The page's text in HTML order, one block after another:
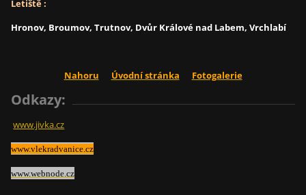
Letiště :
Hronov, Broumov, Trutnov, Dvůr Králové nad Labem, Vrchlabí
Nahoru Úvodní stránka Fotogalerie
Odkazy:
www.jivka.cz
www.vlekradvanice.cz
www.webnode.cz